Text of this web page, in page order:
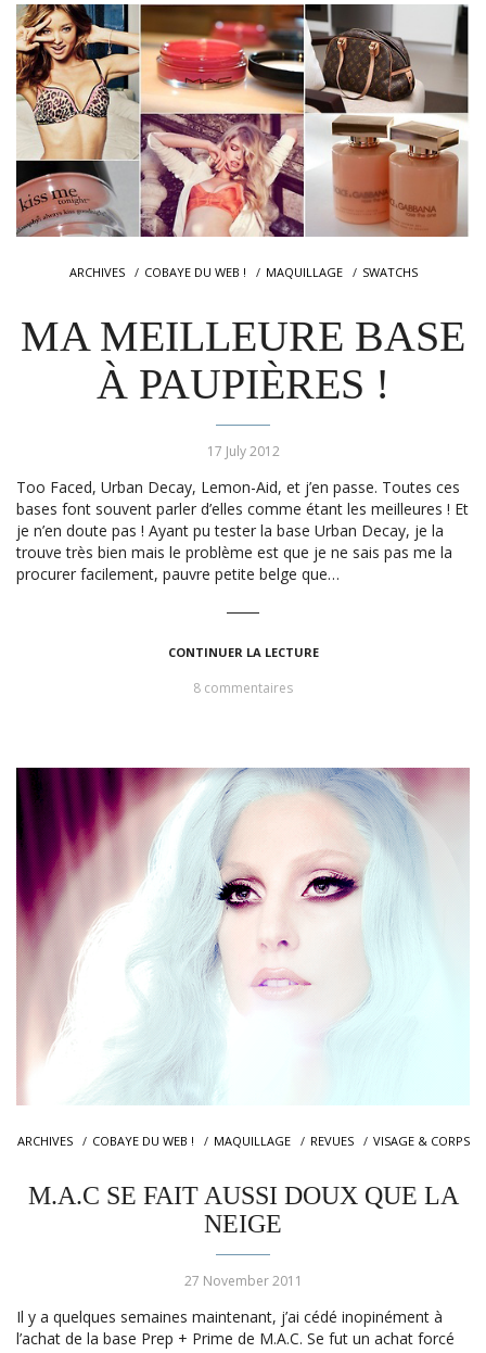
ARCHIVES COBAYE DU WEB ! MAQUILLAGE SWATCHS
MA MEILLEURE BASE
À PAUPIÈRES !
17 July 2012
Too Faced, Urban Decay, Lemon-Aid, et j’en passe. Toutes ces
bases font souvent parler d’elles comme étant les meilleures ! Et
je n’en doute pas ! Ayant pu tester la base Urban Decay, je la
trouve très bien mais le problème est que je ne sais pas me la
procurer facilement, pauvre petite belge que…
CONTINUER LA LECTURE
8 commentaires
ARCHIVES COBAYE DU WEB ! MAQUILLAGE REVUES VISAGE & CORPS
M.A.C SE FAIT AUSSI DOUX QUE LA
NEIGE
27 November 2011
Il y a quelques semaines maintenant, j’ai cédé inopinément à
l’achat de la base Prep + Prime de M.A.C. Se fut un achat forcé